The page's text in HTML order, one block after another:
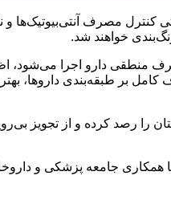
مصرف آنتی‌بیوتیک‌ها و
خواهند شد.
منطقی دارو اجرا می‌شود،
داروها، بهترین و
را رصد کرده و از تجویز
جامعه پزشکی و